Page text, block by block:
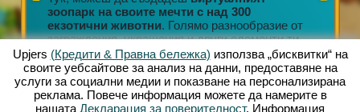
зоопарк на своите мечти с над 300
екзотични животни. Голямо разнообразие от
заграждения, украшения и други елементи ти
позволяват да създадеш уникална среда на
живот.
своя
могат
Тези
Upjers (Кредити & Правна бележка) използва „бисквитки“ на
своите уебсайтове за анализ на данни, предоставяне на
услуги за социални медии и показване на персонализирана
реклама. Повече информация можете да намерите в
нашата Декларация за поверителност. Информация